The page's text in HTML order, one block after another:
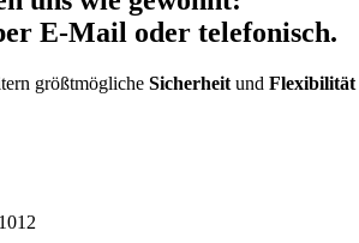
E-Mail oder telefonisch.
größtmögliche Sicherheit und Flexibilität